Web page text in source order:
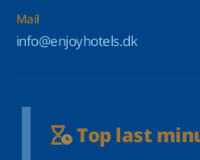
Mail
info@enjoyhotels.dk
Top last